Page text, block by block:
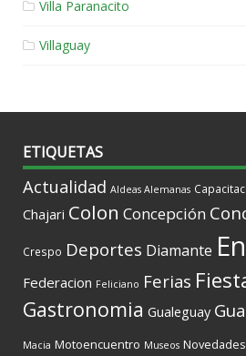
Villa Paranacito
Villaguay
ETIQUETAS
Actualidad Aldeas Alemanas
Chajari Colon Concepción
Crespo Deportes Diamante
Federacion Feliciano Ferias
Gastronomia Gualeguay
Macia Motoencuentro Museos Novedades